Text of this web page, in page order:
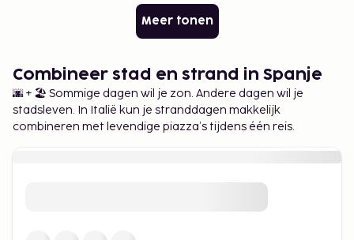
Meer tonen
Combineer stad en strand in Spanje
🌆 + 🏖️ Sommige dagen wil je zon. Andere dagen wil je
stadsleven. In Italië kun je stranddagen makkelijk
combineren met levendige piazza’s tijdens één reis.